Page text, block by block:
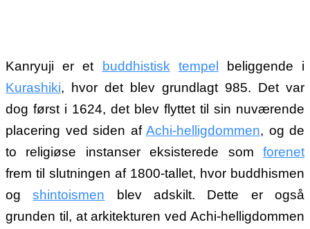
Kanryuji er et buddhistisk tempel beliggende i
Kurashiki, hvor det blev grundlagt 985. Det var
dog først i 1624, det blev flyttet til sin nuværende
placering ved siden af Achi-helligdommen, og de
to religiøse instanser eksisterede som forenet
frem til slutningen af 1800-tallet, hvor buddhismen
ogshintoismen blev adskilt. Dette er også
grunden til, at arkitekturen ved Achi-helligdommen